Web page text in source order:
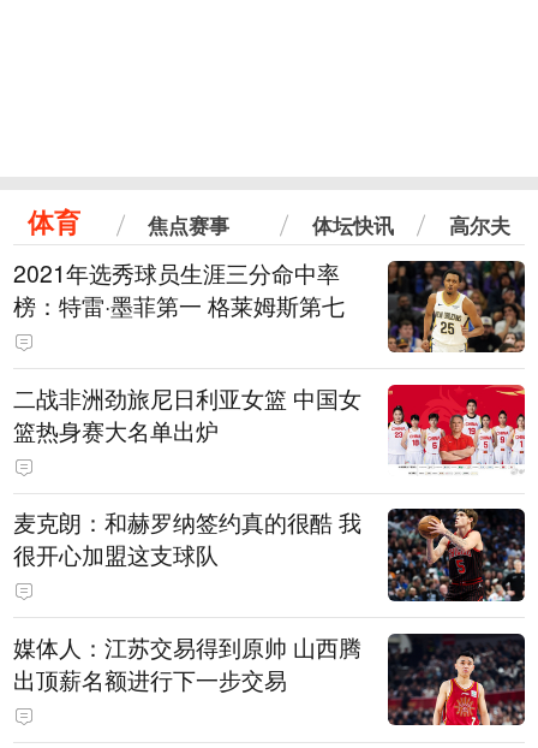
体育 焦点赛事 体坛快讯 高尔夫
2021年选秀球员生涯三分命中率
榜：特雷·墨菲第一 格莱姆斯第七
二战非洲劲旅尼日利亚女篮 中国女
篮热身赛大名单出炉
麦克朗：和赫罗纳签约真的很酷 我
很开心加盟这支球队
媒体人：江苏交易得到原帅 山西腾
出顶薪名额进行下一步交易